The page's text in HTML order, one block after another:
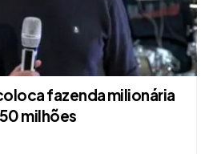
fazenda milionária
milhões